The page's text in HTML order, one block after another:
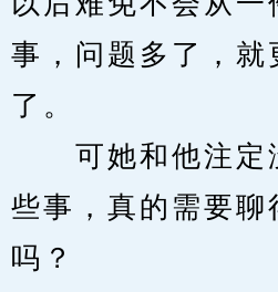
事，问题多了，就
了。
可她和他注定
些事，真的需要聊
吗？